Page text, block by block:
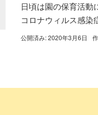
日頃は園の保育活動
コロナウィルス感
公開済み: 2020年3月6日